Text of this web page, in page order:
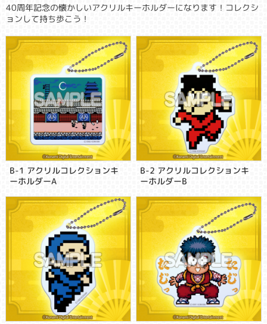
40周年記念の懐かしいアクリルキーホルダーになります！コレクシ
ョンして持ち歩こう！
B-1 アクリルコレクションキ
ーホルダーA
B-2 アクリルコレクションキ
ーホルダーB